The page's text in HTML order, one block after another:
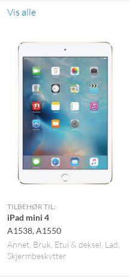
Vis alle
TILBEHØR TIL:
iPad mini 4
A1538, A1550
Annet Bruk Etui & deksel Lad
Skjermbeskytter